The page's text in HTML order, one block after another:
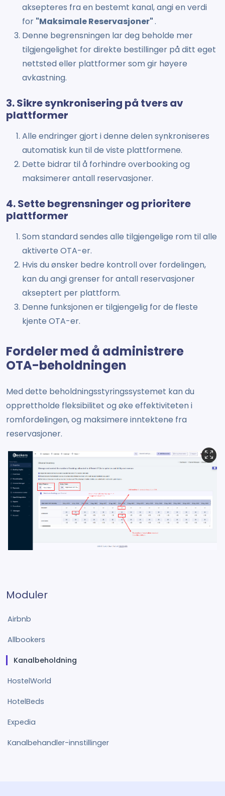
aksepteres fra en bestemt kanal, angi en verdi
for "Maksimale Reservasjoner".
Denne begrensningen lar deg beholde mer
tilgjengelighet for direkte bestillinger på ditt eget
nettsted eller plattformer som gir høyere
avkastning.
3. Sikre synkronisering på tvers av
plattformer
Alle endringer gjort i denne delen synkroniseres
automatisk kun til de viste plattformene.
Dette bidrar til å forhindre overbooking og
maksimerer antall reservasjoner.
4. Sette begrensninger og prioritere
plattformer
Som standard sendes alle tilgjengelige rom til alle
aktiverte OTA-er.
Hvis du ønsker bedre kontroll over fordelingen,
kan du angi grenser for antall reservasjoner
akseptert per plattform.
Denne funksjonen er tilgjengelig for de fleste
kjente OTA-er.
Fordeler med å administrere
OTA-beholdningen
Med dette beholdningsstyringssystemet kan du
opprettholde fleksibilitet og øke effektiviteten i
romfordelingen, og maksimere inntektene fra
reservasjoner.
Moduler
Airbnb
Allbookers
Kanalbeholdning
HostelWorld
HotelBeds
Expedia
Kanalbehandler-innstillinger